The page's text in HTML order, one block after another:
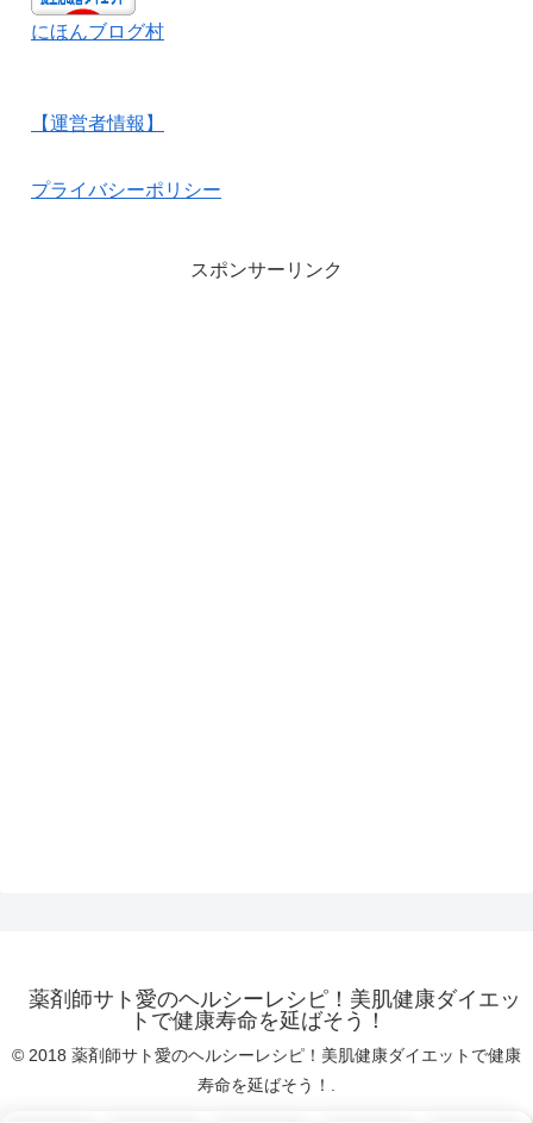
にほんブログ村
【運営者情報】
プライバシーポリシー
スポンサーリンク
薬剤師サト愛のヘルシーレシピ！美肌健康ダイエッ
トで健康寿命を延ばそう！
© 2018 薬剤師サト愛のヘルシーレシピ！美肌健康ダイエットで健康
寿命を延ばそう！.